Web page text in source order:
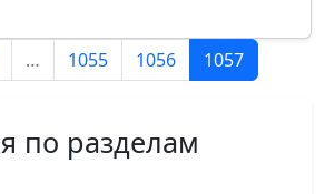
… 1055 1056 1057
по разделам